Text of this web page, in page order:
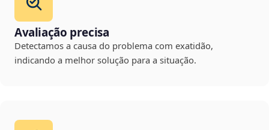
Avaliação precisa
Detectamos a causa do problema com exatidão,
indicando a melhor solução para a situação.